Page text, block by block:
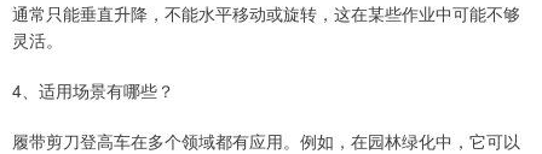
通常只能垂直升降，不能水平移动或旋转，这在某些作业中可能不够
灵活。
4、适用场景有哪些？
履带剪刀登高车在多个领域都有应用。例如，在园林绿化中，它可以